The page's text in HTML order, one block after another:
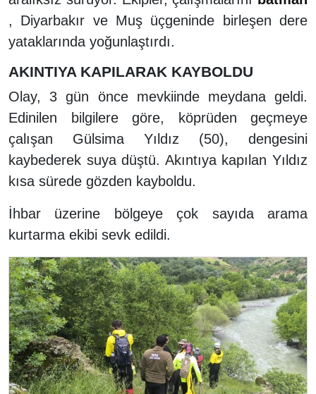
, Diyarbakır ve Muş üçgeninde birleşen dere
yataklarında yoğunlaştırdı.
AKINTIYA KAPILARAK KAYBOLDU
Olay, 3 gün önce mevkiinde meydana geldi.
Edinilen bilgilere göre, köprüden geçmeye
çalışan Gülsima Yıldız (50), dengesini
kaybederek suya düştü. Akıntıya kapılan Yıldız
kısa sürede gözden kayboldu.
İhbar üzerine bölgeye çok sayıda arama
kurtarma ekibi sevk edildi.